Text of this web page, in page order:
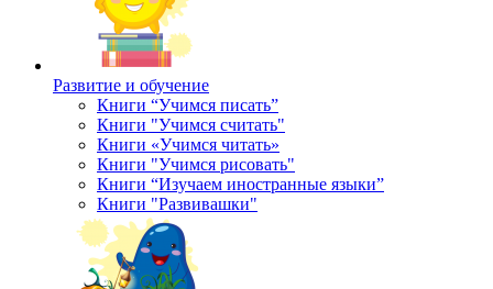
Развитие и обучение
Книги “Учимся писать”
Книги "Учимся считать"
Книги «Учимся читать»
Книги "Учимся рисовать"
Книги “Изучаем иностранные языки”
Книги "Развивашки"